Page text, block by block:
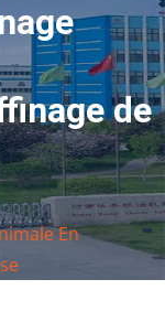
de
En